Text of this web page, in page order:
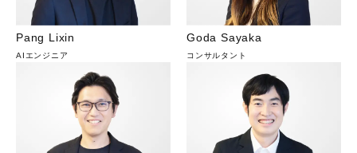
Pang Lixin
AIエンジニア
Goda Sayaka
コンサルタント